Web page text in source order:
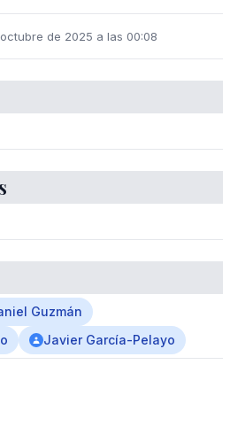
de 2025 a las 00:08
Guzmán
Javier García-Pelayo